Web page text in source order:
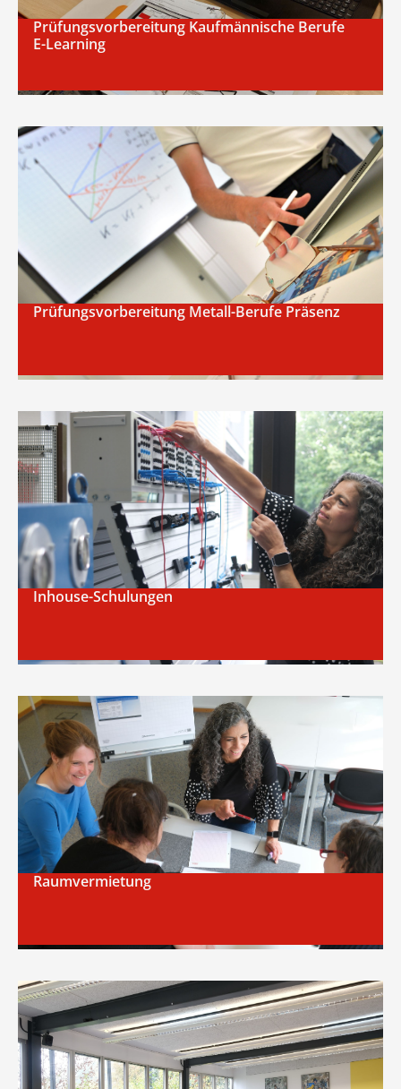
Prüfungsvorbereitung Kaufmännische Berufe
E-Learning
Prüfungsvorbereitung Metall-Berufe Präsenz
Inhouse-Schulungen
Raumvermietung